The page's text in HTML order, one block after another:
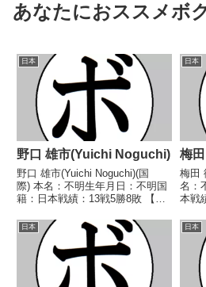
あなたにおススメボ
日本
野口 雄市(Yuichi Noguchi)
野口 雄市(Yuichi Noguchi)(国
際) 本名：不明生年月日：不明国
籍：日本戦績：13戦5勝8敗 【獲
1959/06/04 ○4R判定 (採点不
明) 玉川 高雄(国
際)1959/07/30 ●4R判定 (...
日本
梅
梅田
名：
本戦
歴】
不明
口
日本 日本